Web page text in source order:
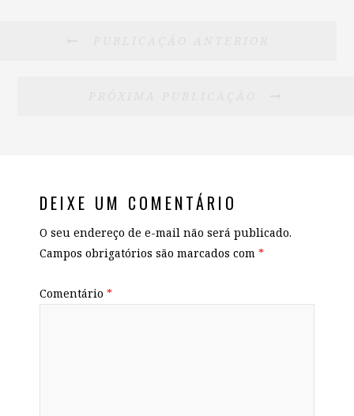
DEIXE UM COMENTÁRIO
O seu endereço de e-mail não será publicado.
Campos obrigatórios são marcados com *
Comentário *